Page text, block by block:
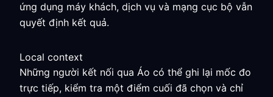
ứng dụng máy khách, dịch vụ và mạng cục bộ vẫn
quyết định kết quả.
Local context
Những người kết nối qua Áo có thể ghi lại mốc đo
trực tiếp, kiểm tra một điểm cuối đã chọn và chỉ